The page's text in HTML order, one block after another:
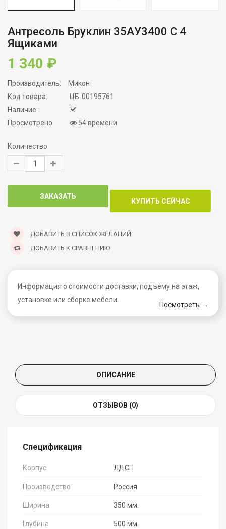
Антресоль Бруклин 35АУ3400 С 4
Ящиками
1 340 ₽
Производитель:
Микон
Код товара:
ЦБ-00195761
Наличие:
Просмотрено
54 времени
Количество
ДОБАВИТЬ В СПИСОК ЖЕЛАНИЙ
ДОБАВИТЬ К СРАВНЕНИЮ
Информация о стоимости доставки, подъему на этаж,
установке или сборке мебели.
Посмотреть →
ОПИСАНИЕ
ОТЗЫВОВ (0)
Спецификация
Корпус ЛДСП
Производство Россия
Ширина 350 мм.
Глубина 500 мм.